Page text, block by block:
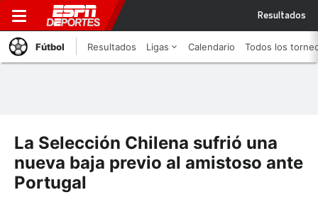
Resultados
Fútbol Resultados Ligas Calendario Todos los
La Selección Chilena sufrió una
nueva baja previo al amistoso ante
Portugal